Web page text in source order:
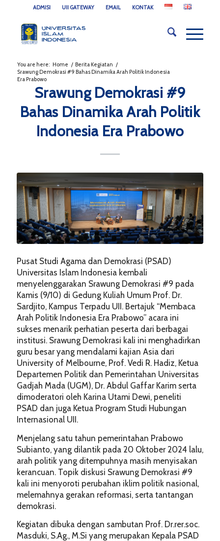
ADMISI UII GATEWAY EMAIL KONTAK
You are here: Home / Berita Kegiatan /
Srawung Demokrasi #9 Bahas Dinamika Arah Politik Indonesia
Era Prabowo
Srawung Demokrasi #9
Bahas Dinamika Arah Politik
Indonesia Era Prabowo
Pusat Studi Agama dan Demokrasi (PSAD)
Universitas Islam Indonesia kembali
menyelenggarakan Srawung Demokrasi #9 pada
Kamis (9/10) di Gedung Kuliah Umum Prof. Dr.
Sardjito, Kampus Terpadu UII. Bertajuk “Membaca
Arah Politik Indonesia Era Prabowo” acara ini
sukses menarik perhatian peserta dari berbagai
institusi. Srawung Demokrasi kali ini menghadirkan
guru besar yang mendalami kajian Asia dari
University of Melbourne, Prof. Vedi R. Hadiz, Ketua
Departemen Politik dan Pemerintahan Universitas
Gadjah Mada (UGM), Dr. Abdul Gaffar Karim serta
dimoderatori oleh Karina Utami Dewi, peneliti
PSAD dan juga Ketua Program Studi Hubungan
Internasional UII.
Menjelang satu tahun pemerintahan Prabowo
Subianto, yang dilantik pada 20 Oktober 2024 lalu,
arah politik yang ditempuhnya masih menyisakan
kerancuan. Topik diskusi Srawung Demokrasi #9
kali ini menyoroti perubahan iklim politik nasional,
melemahnya gerakan reformasi, serta tantangan
demokrasi.
Kegiatan dibuka dengan sambutan Prof. Dr.rer.soc.
Masduki, S.Ag., M.Si yang merupakan Kepala PSAD